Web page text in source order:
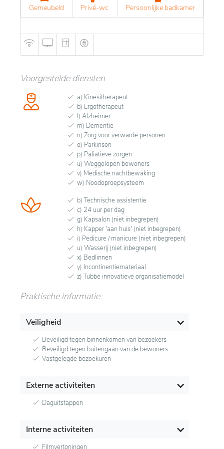
Gemeubeld Privé-wc Persoonlijke badkamer
Voorgestelde diensten
a) Kinesitherapeut
b) Ergotherapeut
l) Alzheimer
m) Dementie
n) Zorg voor verwarde personen
o) Parkinson
p) Paliatieve zorgen
u) Weggelopen bewoners
v) Medische nachtbewaking
w) Noodoproepsysteem
b) Technische assistentie
c) 24 uur per dag
g) Kapsalon (niet inbegrepen)
h) Kapper 'aan huis' (niet inbegrepen)
i) Pedicure / manicure (niet inbegrepen)
u) Wasserij (niet inbegrepen)
x) Bedlinnen
y) Incontinentiemateriaal
z) Tubbe innovatieve organisatiemodel
Praktische informatie
Veiligheid
Beveiligd tegen binnenkomen van bezoekers
Beveiligd tegen buitengaan van de bewoners
Vastgelegde bezoekuren
Externe activiteiten
Daguitstappen
Interne activiteiten
Filmvertoningen